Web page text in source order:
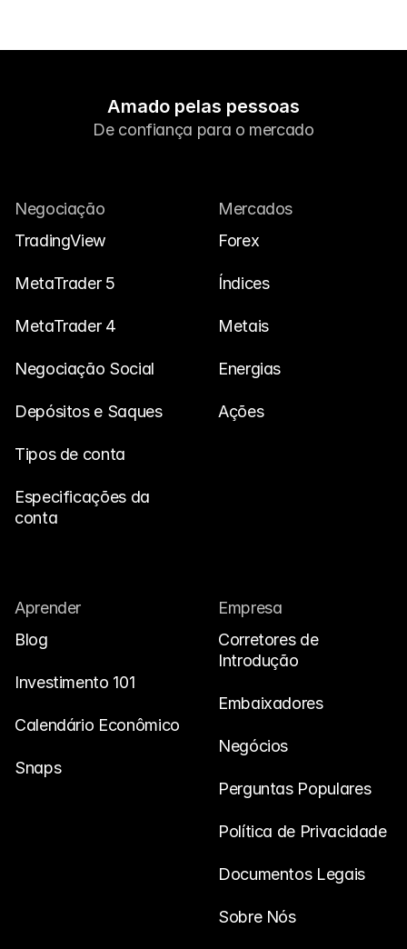
Amado pelas pessoas
De confiança para o mercado
Negociação
TradingView
MetaTrader 5
MetaTrader 4
Negociação Social
Depósitos e Saques
Tipos de conta
Especificações da
conta
Mercados
Forex
Índices
Metais
Energias
Ações
Aprender
Blog
Investimento 101
Calendário Econômico
Snaps
Empresa
Corretores de
Introdução
Embaixadores
Negócios
Perguntas Populares
Política de Privacidade
Documentos Legais
Sobre Nós